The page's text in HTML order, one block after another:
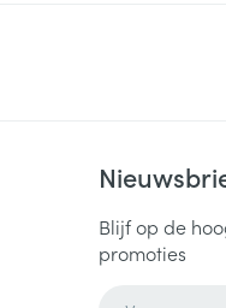
Blijf op de
promoties